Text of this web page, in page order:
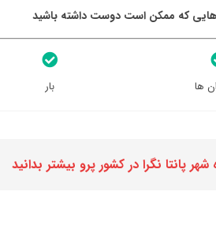
که ممکن است دوست داشته باشید
ها بار
شهر پانتا نگرا در کشور پرو بیشتر بدانید